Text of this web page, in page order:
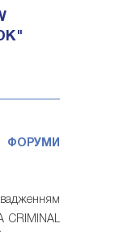
ФОРУМИ
CRIMINAL